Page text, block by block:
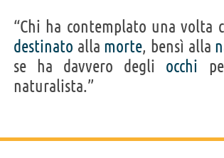
“Chi ha contemplato una volta
destinato alla morte, bensì alla
se ha davvero degli occhi
naturalista.”